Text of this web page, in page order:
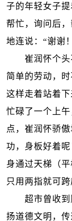
子的年轻女子
帮忙，询问后
地连说：“谢谢
崔润怀个头
简单的劳动，
这样走着站着
忙碌了一个上
点，崔润怀骄
功，身板好着
身通过天梯（
只用两指就可跨
超市曾收到
扬道德文明，